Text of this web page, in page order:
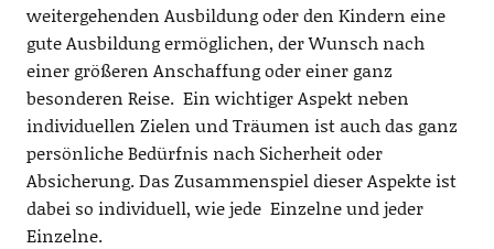
weitergehenden Ausbildung oder den Kindern eine
gute Ausbildung ermöglichen, der Wunsch nach
einer größeren Anschaffung oder einer ganz
besonderen Reise. Ein wichtiger Aspekt neben
individuellen Zielen und Träumen ist auch das ganz
persönliche Bedürfnis nach Sicherheit oder
Absicherung. Das Zusammenspiel dieser Aspekte ist
dabei so individuell, wie jede Einzelne und jeder
Einzelne.